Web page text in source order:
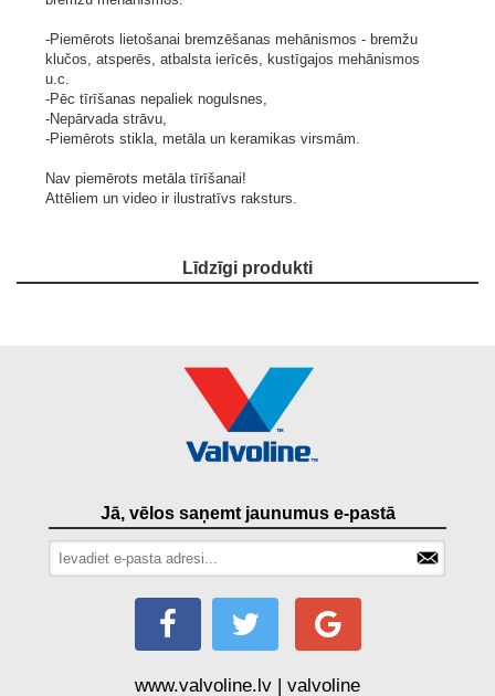
-Piemērots lietošanai bremzēšanas mehānismos - bremžu
klučos, atsperēs, atbalsta ierīcēs, kustīgajos mehānismos
u.c.
-Pēc tīrīšanas nepaliek nogulsnes,
-Nepārvada strāvu,
-Piemērots stikla, metāla un keramikas virsmām.
Nav piemērots metāla tīrīšanai!
Attēliem un video ir ilustratīvs raksturs.
Līdzīgi produkti
Jā, vēlos saņemt jaunumus e-pastā
www.valvoline.lv | valvoline